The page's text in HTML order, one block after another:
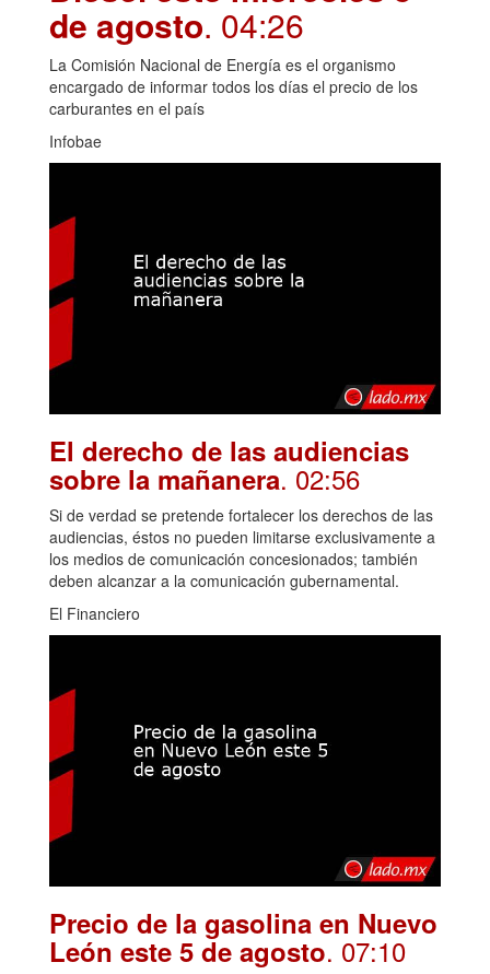
de agosto. 04:26
La Comisión Nacional de Energía es el organismo
encargado de informar todos los días el precio de los
carburantes en el país
Infobae
El derecho de las audiencias
sobre la mañanera. 02:56
Si de verdad se pretende fortalecer los derechos de las
audiencias, éstos no pueden limitarse exclusivamente a
los medios de comunicación concesionados; también
deben alcanzar a la comunicación gubernamental.
El Financiero
Precio de la gasolina en Nuevo
León este 5 de agosto. 07:10